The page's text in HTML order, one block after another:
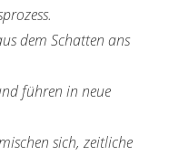
dem Schatten ans
führen in neue
sich, zeitliche